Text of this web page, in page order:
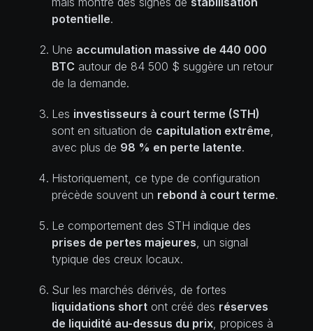
potentielle.
Une accumulation massive de 440 000
BTC autour de 84 500 $ suggère un retour
de la demande.
Les investisseurs à court terme (STH)
sont en situation de capitulation extrême
avec plus de 98 % en perte latente.
Historiquement, ce type de configuration
précède souvent un rebond à court terme.
Le comportement des STH indique des
prises de pertes majeures , un signal
typique des creux locaux.
Sur les marchés dérivés, de fortes
liquidations short ont créé des réserves
de liquidité au-dessus du prix , propices à